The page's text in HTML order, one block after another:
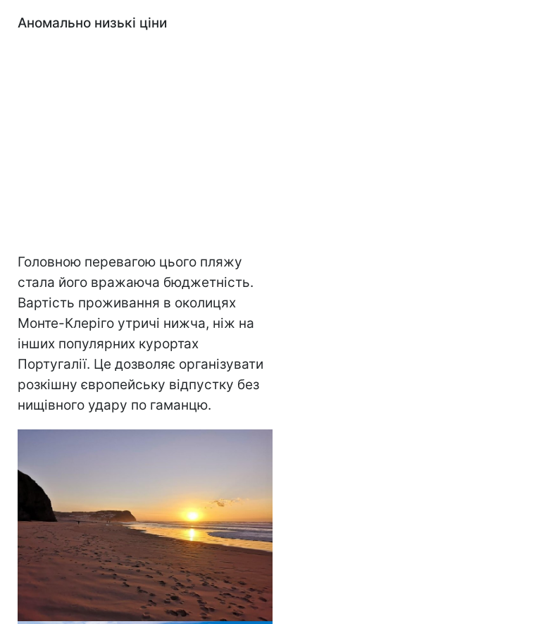
Аномально низькі ціни
Головною перевагою цього пляжу
стала його вражаюча бюджетність.
Вартість проживання в околицях
Монте-Клеріго утричі нижча, ніж на
інших популярних курортах
Португалії. Це дозволяє організувати
розкішну європейську відпустку без
нищівного удару по гаманцю.